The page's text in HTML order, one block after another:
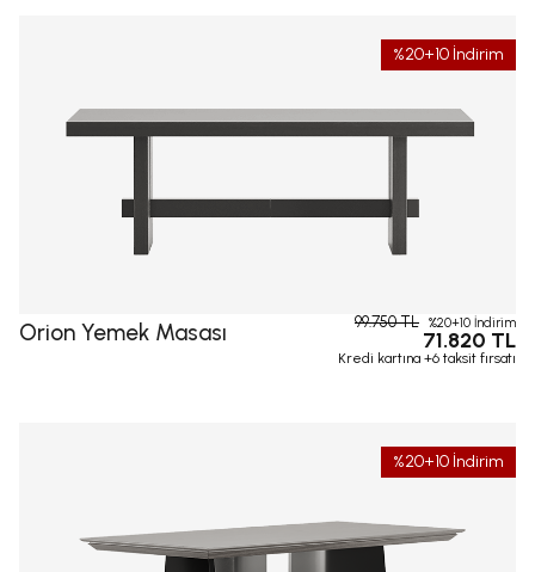
%20+10 İndirim
Orion Yemek Masası 99.750 TL %20+10 İndirim
71.820 TL
Kredi kartına +6 taksit fırsatı
%20+10 İndirim